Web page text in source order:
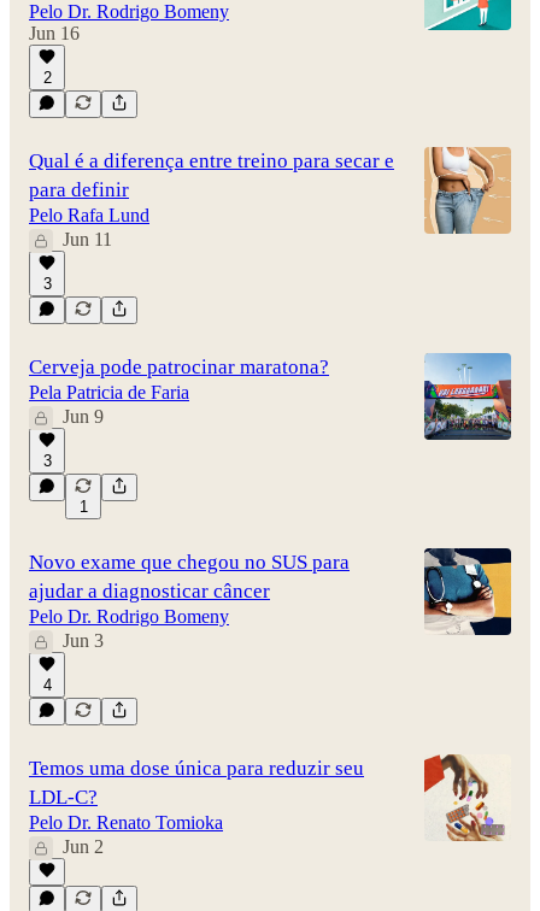
Pelo Dr. Rodrigo Bomeny
Jun 16
2
Qual é a diferença entre treino para secar e
para definir
Pelo Rafa Lund
Jun 11
3
Cerveja pode patrocinar maratona?
Pela Patricia de Faria
Jun 9
3
1
Novo exame que chegou no SUS para
ajudar a diagnosticar câncer
Pelo Dr. Rodrigo Bomeny
Jun 3
4
Temos uma dose única para reduzir seu
LDL-C?
Pelo Dr. Renato Tomioka
Jun 2